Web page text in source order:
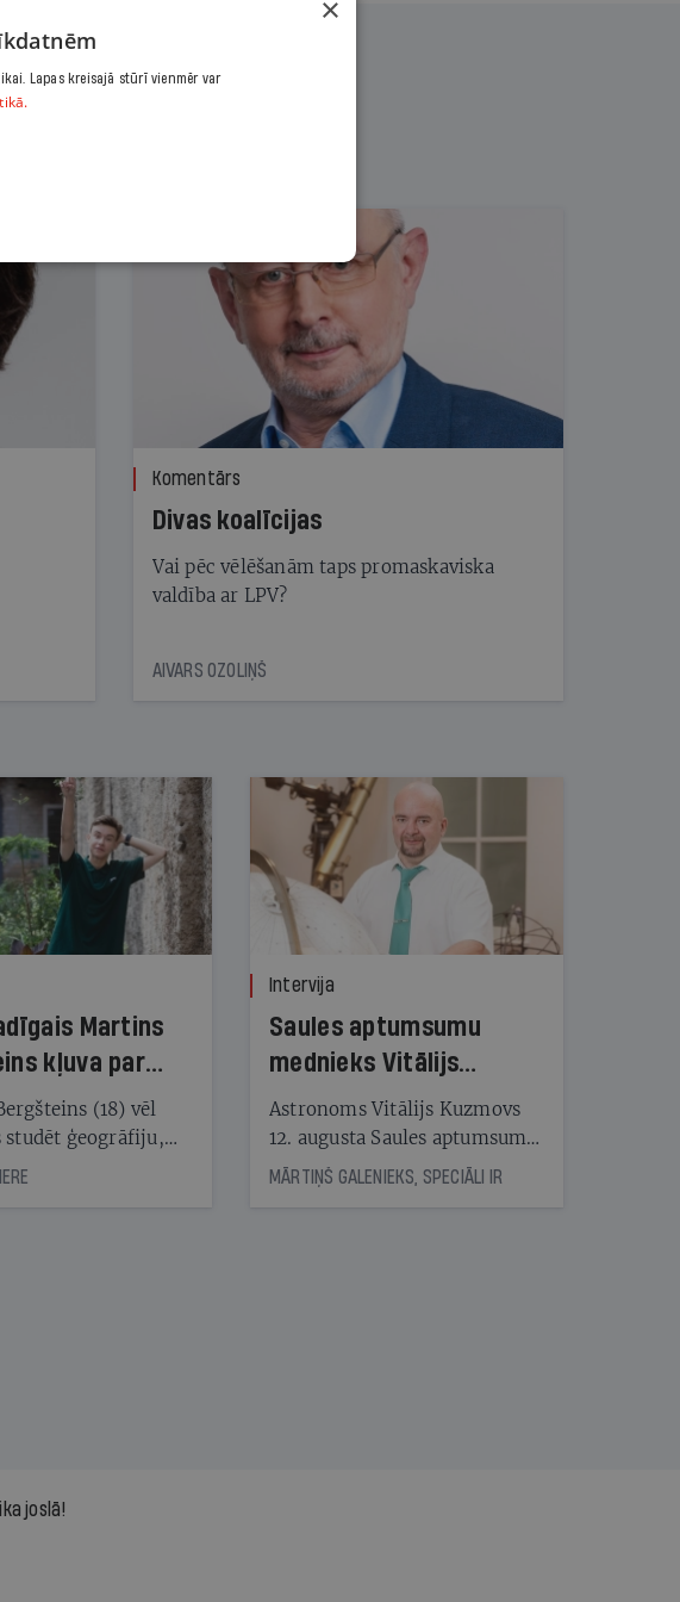
Komentārs
Divas koalīcijas
Vai pēc vēlēšanām taps promaskaviska
valdība ar LPV?
AIVARS OZOLIŅŠ
Martins
kļuva par
seju?(18) vēl
studēt ģeogrāfiju,
jau uzticas
mammas
drosme turpināt
arī tad, kad
Intervija
Saules aptumsumu
mednieks Vitālijs
Kuzmovs
Astronoms Vitālijs Kuzmovs
12. augusta Saules aptumsumu
dosies vērot Maļorkā, kur tas
būs pilns. Jau nākamajā dienā
MĀRTIŅŠ GALENIEKS, SPECIĀLI IR
joslā!
×
Lapas kreisajā stūrī vienmēr var